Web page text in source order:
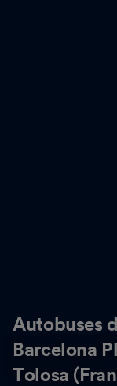
Autobuses
Barcelona
Tolosa